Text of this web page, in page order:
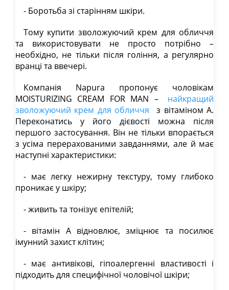
- Боротьба зі старінням шкіри.
Тому купити зволожуючий крем для обличчя
та використовувати не просто потрібно –
необхідно, не тільки після гоління, а регулярно
вранці та ввечері.
Компанія Napura пропонує чоловікам
MOISTURIZING CREAM FOR MAN –
найкращий
зволожуючий крем для обличчя
з вітаміном А.
Переконатись у його дієвості можна після
першого застосування. Він не тільки впорається
з усіма перерахованими завданнями, але й має
наступні характеристики:
- має легку нежирну текстуру, тому глибоко
проникає у шкіру;
- живить та тонізує епітелій;
- вітамін А відновлює, зміцнює та посилює
імунний захист клітин;
- має антивікові, гіпоалергенні властивості і
підходить для специфічної чоловічої шкіри;